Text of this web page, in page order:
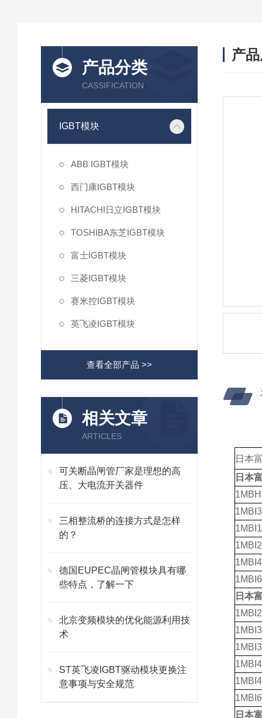
产品分类
CASSIFICATION
IGBT模块
ABB IGBT模块
西门康IGBT模块
HITACHI日立IGBT模块
TOSHIBA东芝IGBT模块
富士IGBT模块
三菱IGBT模块
赛米控IGBT模块
英飞凌IGBT模块
查看全部产品 >>
相关文章
ARTICLES
可关断晶闸管厂家是理想的高
压、大电流开关器件
三相整流桥的连接方式是怎样
的？
德国EUPEC晶闸管模块具有哪
些特点，了解一下
北京变频模块的优化能源利用技
术
ST英飞凌IGBT驱动模块更换注
意事项与安全规范
产
日本
日本
日本
日本